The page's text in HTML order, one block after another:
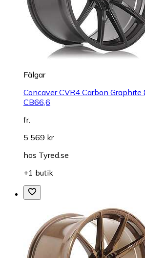
Fälgar
Concaver CVR4 Carbon
CB66,6
fr.
5 569 kr
hos Tyred.se
+1 butik